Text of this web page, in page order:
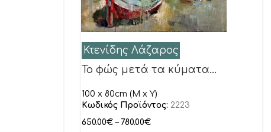
Κτενίδης Λάζαρος
Το φώς μετά τα κύματα…
100 x 80cm (M x Y)
Κωδικός Προϊόντος: 2223
650.00€ – 780.00€